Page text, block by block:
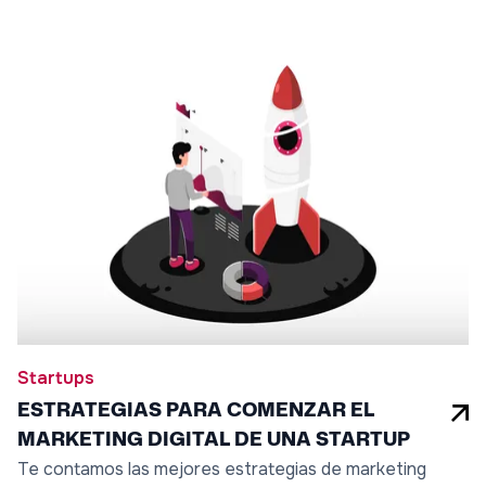
Startups
ESTRATEGIAS PARA COMENZAR EL
MARKETING DIGITAL DE UNA STARTUP
Te contamos las mejores estrategias de marketing